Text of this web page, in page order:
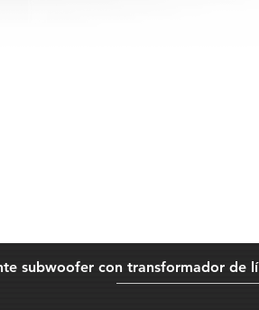
subwoofer con transformador de